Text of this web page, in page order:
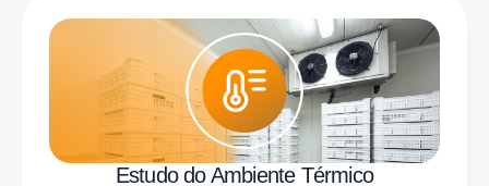
Estudo do Ambiente Térmico